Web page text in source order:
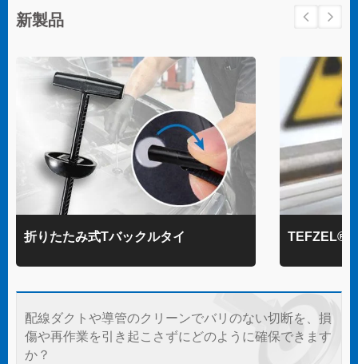
新製品
折りたたみ式Tバックルタイ TEFZEL®
配線ダクトや導管のクリーンでバリのない切断を、損
傷や再作業を引き起こさずにどのように確保できます
か？